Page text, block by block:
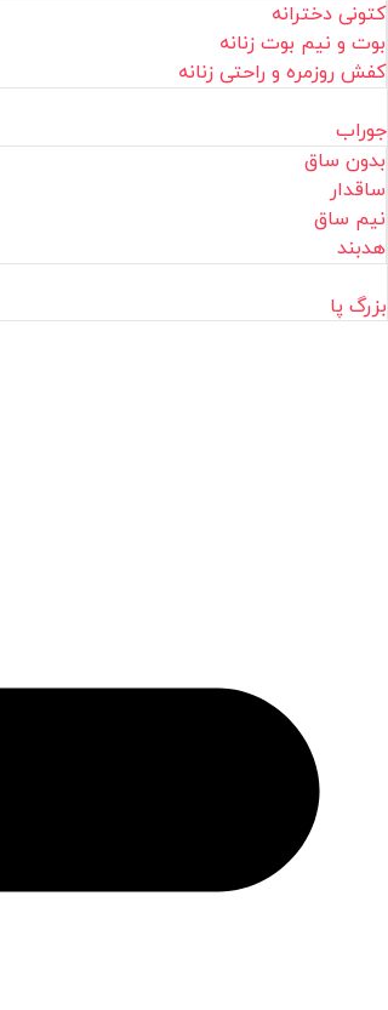
کتونی دخترانه
بوت و نیم بوت زنانه
کفش روزمره و راحتی زنانه
جوراب
بدون ساق
ساقدار
نیم ساق
هدبند
بزرگ پا